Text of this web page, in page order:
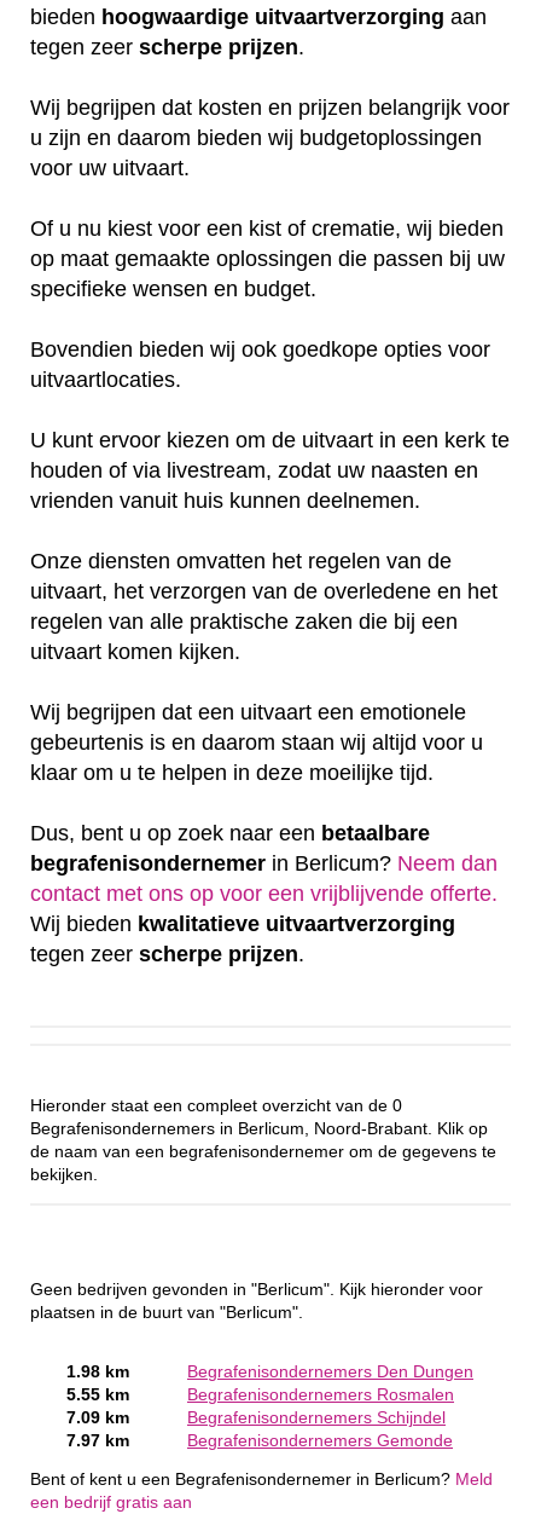
bieden hoogwaardige uitvaartverzorging aan
tegen zeer scherpe prijzen.
Wij begrijpen dat kosten en prijzen belangrijk voor
u zijn en daarom bieden wij budgetoplossingen
voor uw uitvaart.
Of u nu kiest voor een kist of crematie, wij bieden
op maat gemaakte oplossingen die passen bij uw
specifieke wensen en budget.
Bovendien bieden wij ook goedkope opties voor
uitvaartlocaties.
U kunt ervoor kiezen om de uitvaart in een kerk te
houden of via livestream, zodat uw naasten en
vrienden vanuit huis kunnen deelnemen.
Onze diensten omvatten het regelen van de
uitvaart, het verzorgen van de overledene en het
regelen van alle praktische zaken die bij een
uitvaart komen kijken.
Wij begrijpen dat een uitvaart een emotionele
gebeurtenis is en daarom staan wij altijd voor u
klaar om u te helpen in deze moeilijke tijd.
Dus, bent u op zoek naar een betaalbare
begrafenisondernemer in Berlicum? Neem dan
contact met ons op voor een vrijblijvende offerte‎.
Wij bieden kwalitatieve uitvaartverzorging
tegen zeer scherpe prijzen.
Hieronder staat een compleet overzicht van de 0
Begrafenisondernemers in Berlicum, Noord-Brabant. Klik op
de naam van een begrafenisondernemer om de gegevens te
bekijken.
Geen bedrijven gevonden in "Berlicum". Kijk hieronder voor
plaatsen in de buurt van "Berlicum".
1.98 km
Begrafenisondernemers Den Dungen
5.55 km
Begrafenisondernemers Rosmalen
7.09 km
Begrafenisondernemers Schijndel
7.97 km
Begrafenisondernemers Gemonde
Bent of kent u een Begrafenisondernemer in Berlicum? Meld
een bedrijf gratis aan